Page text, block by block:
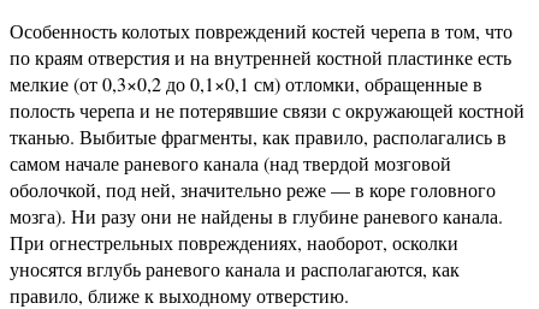
Особенность колотых повреждений костей черепа в том, что
по краям отверстия и на внутренней костной пластинке есть
мелкие (от 0,3×0,2 до 0,1×0,1 см) отломки, обращенные в
полость черепа и не потерявшие связи с окружающей костной
тканью. Выбитые фрагменты, как правило, располагались в
самом начале раневого канала (над твердой мозговой
оболочкой, под ней, значительно реже — в коре головного
мозга). Ни разу они не найдены в глубине раневого канала.
При огнестрельных повреждениях, наоборот, осколки
уносятся вглубь раневого канала и располагаются, как
правило, ближе к выходному отверстию.